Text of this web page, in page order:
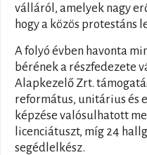
válláról, amelyek nagy
hogy a közös protestáns
A folyó évben havonta
bérének a részfedezete
Alapkezelő Zrt.
református, unitárius és
képzése valósulhatott
licenciátuszt, míg 24
segédlelkész.